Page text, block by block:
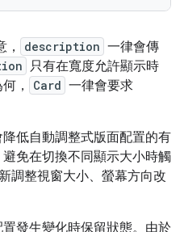
description 一律會傳
只有在寬度允許顯示時
，
Card 一律會要求
低自動調整式版面配置的有
免在切換不同顯示大小時觸
調整視窗大小、螢幕方向改
發生變化時保留狀態。由於